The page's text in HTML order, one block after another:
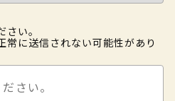
い。
常に送信されない可能性があり